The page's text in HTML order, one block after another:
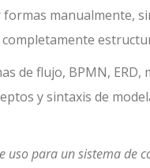
manualmente,
de flujo, BPMN, ERD,
y sintaxis de
uso para un sistema de